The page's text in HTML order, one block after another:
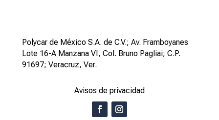
Polycar de México S.A. de C.V.; Av. Framboyanes
Lote 16-A Manzana VI, Col. Bruno Pagliai; C.P.
91697; Veracruz, Ver.
Avisos de privacidad